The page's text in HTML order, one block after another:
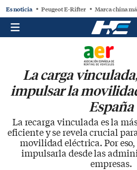
Es noticia Peugeot E-Rifter Marca china
La carga
impulsar la
España
La recarga vinculada es la
eficiente y se revela crucial
movilidad eléctrica. Por
impulsarla desde las
empresas.